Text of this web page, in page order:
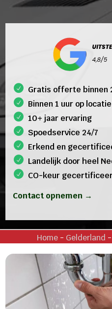
Gratis offerte binnen
Binnen 1 uur op locatie
10+ jaar ervaring
Spoedservice 24/7
Erkend en
Landelijk door heel
CO-keur
Contact opnemen →
Home - Gelderland -